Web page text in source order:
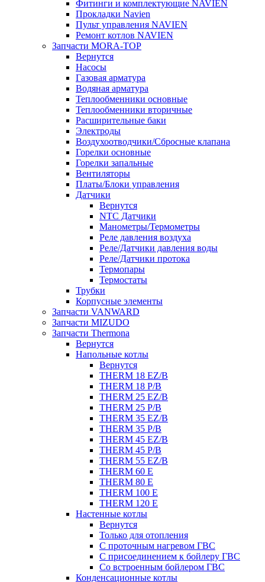
Фитинги и комплектующие NAVIEN
Прокладки Navien
Пульт управления NAVIEN
Ремонт котлов NAVIEN
Запчасти MORA-TOP
Вернутся
Насосы
Газовая арматура
Водяная арматура
Теплообменники основные
Теплообменники вторичные
Расширительные баки
Электроды
Воздухоотводчики/Сбросные клапана
Горелки основные
Горелки запальные
Вентиляторы
Платы/Блоки управления
Датчики
Вернутся
NTC Датчики
Манометры/Термометры
Реле давления воздуха
Реле/Датчики давления воды
Реле/Датчики протока
Термопары
Термостаты
Трубки
Корпусные элементы
Запчасти VANWARD
Запчасти MIZUDO
Запчасти Thermona
Вернутся
Напольные котлы
Вернутся
THERM 18 EZ/B
THERM 18 P/B
THERM 25 EZ/B
THERM 25 P/B
THERM 35 EZ/B
THERM 35 P/B
THERM 45 EZ/B
THERM 45 P/B
THERM 55 EZ/B
THERM 60 E
THERM 80 E
THERM 100 E
THERM 120 E
Настенные котлы
Вернутся
Только для отопления
С проточным нагревом ГВС
С присоединением к бойлеру ГВС
Со встроенным бойлером ГВС
Конденсационные котлы